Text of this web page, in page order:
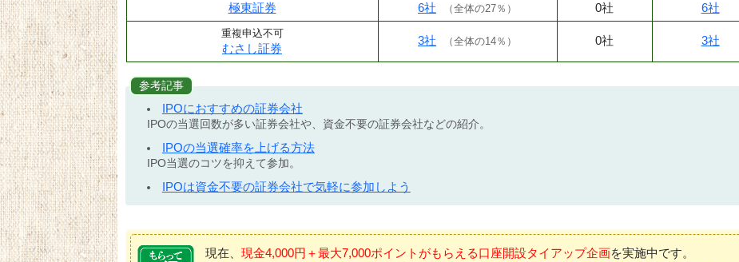
極東証券
6社 （全体の27％ ） 0社 6社
重複申込不可
むさし証券
3社 （全体の14％ ） 0社 3社
参考記事
IPOにおすすめの証券会社
IPOの当選回数が多い証券会社や、資金不要の証券会社などの紹介。
IPOの当選確率を上げる方法
IPO当選のコツを抑えて参加。
IPOは資金不要の証券会社で気軽に参加しよう
現在、 現金4,000円＋最大7,000ポイントがもらえる口座開設タイアップ企画を実施中です。